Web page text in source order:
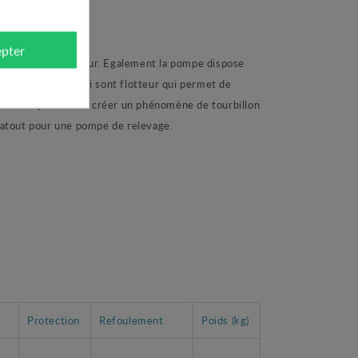
et le moteur. Egalement la pompe dispose
apprécierez aussi sont flotteur qui permet de
permet de créer un phénomène de tourbillon
pour une pompe de relevage.
Protection Refoulement Poids (kg)